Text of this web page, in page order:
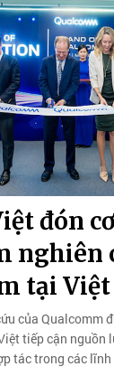
đón
nghiên
tại
của Qualcomm
tiếp cận nguồn
tác trong các lĩnh